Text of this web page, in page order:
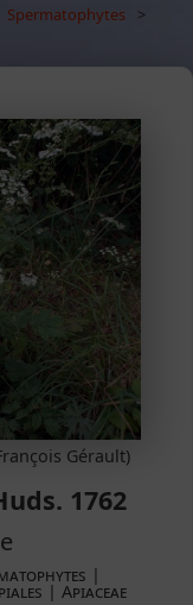
Spermatophytes
>
Gérault)
1762
|
| Apiaceae